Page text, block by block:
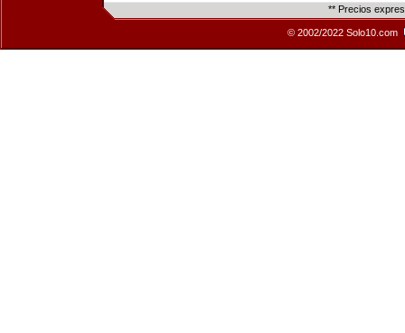
** Precios
© 2002/2022 Solo10.com